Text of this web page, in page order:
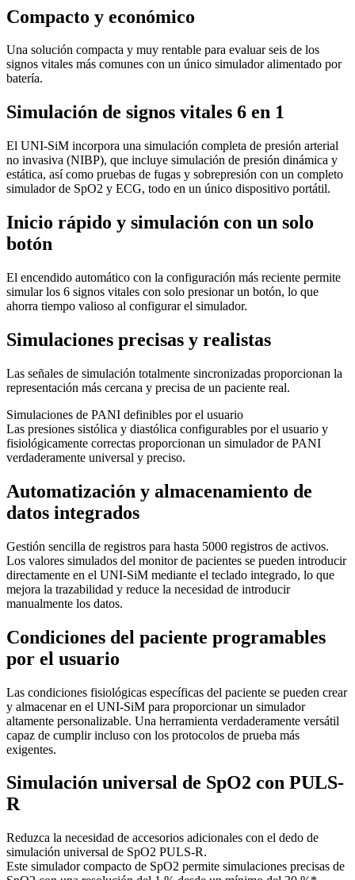
Compacto y económico
Una solución compacta y muy rentable para evaluar seis de los
signos vitales más comunes con un único simulador alimentado por
batería.
Simulación de signos vitales 6 en 1
El UNI-SiM incorpora una simulación completa de presión arterial
no invasiva (NIBP), que incluye simulación de presión dinámica y
estática, así como pruebas de fugas y sobrepresión con un completo
simulador de SpO2 y ECG, todo en un único dispositivo portátil.
Inicio rápido y simulación con un solo
botón
El encendido automático con la configuración más reciente permite
simular los 6 signos vitales con solo presionar un botón, lo que
ahorra tiempo valioso al configurar el simulador.
Simulaciones precisas y realistas
Las señales de simulación totalmente sincronizadas proporcionan la
representación más cercana y precisa de un paciente real.
Simulaciones de PANI definibles por el usuario
Las presiones sistólica y diastólica configurables por el usuario y
fisiológicamente correctas proporcionan un simulador de PANI
verdaderamente universal y preciso.
Automatización y almacenamiento de
datos integrados
Gestión sencilla de registros para hasta 5000 registros de activos.
Los valores simulados del monitor de pacientes se pueden introducir
directamente en el UNI-SiM mediante el teclado integrado, lo que
mejora la trazabilidad y reduce la necesidad de introducir
manualmente los datos.
Condiciones del paciente programables
por el usuario
Las condiciones fisiológicas específicas del paciente se pueden crear
y almacenar en el UNI-SiM para proporcionar un simulador
altamente personalizable. Una herramienta verdaderamente versátil
capaz de cumplir incluso con los protocolos de prueba más
exigentes.
Simulación universal de SpO2 con PULS-
R
Reduzca la necesidad de accesorios adicionales con el dedo de
simulación universal de SpO2 PULS-R.
Este simulador compacto de SpO2 permite simulaciones precisas de